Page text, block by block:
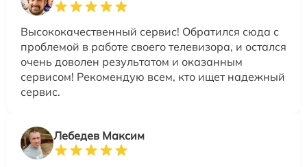
Высококачественный сервис! Обратился сюда с
проблемой в работе своего телевизора, и остался
очень доволен результатом и оказанным
сервисом! Рекомендую всем, кто ищет надежный
сервис.
Лебедев Максим